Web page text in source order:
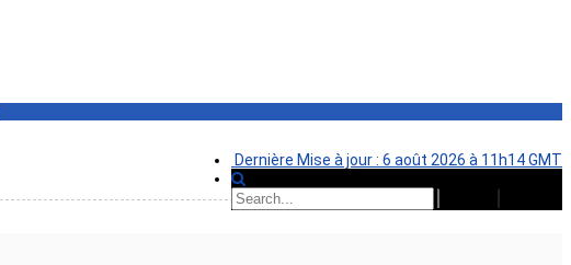
Dernière Mise à jour : 6 août 2026 à 11h14 GMT